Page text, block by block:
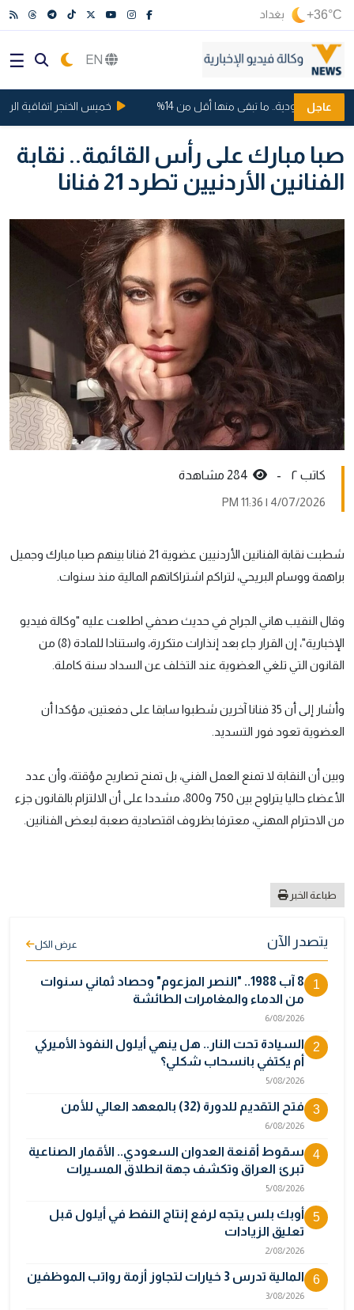
+36°C بغداد
عاجل
السعودية.. ما تبقى منها أقل من 14% خميس الخنجر اتفاقية
صبا مبارك على رأس القائمة.. نقابة
الفنانين الأردنيين تطرد 21 فنانا
کاتب ٢ -
4/07/2026 | 11:36 PM
شطبت نقابة الفنانين الأردنيين عضوية 21 فنانا بينهم صبا مبارك وجميل
براهمة ووسام البريحي، لتراكم اشتراكاتهم المالية منذ سنوات.
وقال النقيب هاني الجراح في حديث صحفي اطلعت عليه "وكالة فيديو
الإخبارية"، إن القرار جاء بعد إنذارات متكررة، واستنادا للمادة (8) من
القانون التي تلغي العضوية عند التخلف عن السداد سنة كاملة.
وأشار إلى أن 35 فنانا آخرين شطبوا سابقا على دفعتين، مؤكدا أن
العضوية تعود فور التسديد.
وبين أن النقابة لا تمنع العمل الفني، بل تمنح تصاريح مؤقتة، وأن عدد
الأعضاء حاليا يتراوح بين 750 و800، مشددا على أن الالتزام بالقانون جزء
من الاحترام المهني، معترفا بظروف اقتصادية صعبة لبعض الفنانين.
طباعة الخبر
يتصدر الآن عرض الكل
1
8 آب 1988.. "النصر المزعوم" وحصاد ثماني سنوات
من الدماء والمغامرات الطائشة
6/08/2026
2
السيادة تحت النار.. هل ينهي أيلول النفوذ الأميركي
أم يكتفي بانسحاب شكلي؟
5/08/2026
3 فتح التقديم للدورة (32) بالمعهد العالي للأمن
6/08/2026
4
سقوط أقنعة العدوان السعودي.. الأقمار الصناعية
تبرئ العراق وتكشف جهة انطلاق المسيرات
5/08/2026
5
أوبك بلس يتجه لرفع إنتاج النفط في أيلول قبل
تعليق الزيادات
2/08/2026
6 المالية تدرس 3 خيارات لتجاوز أزمة رواتب الموظفين
3/08/2026